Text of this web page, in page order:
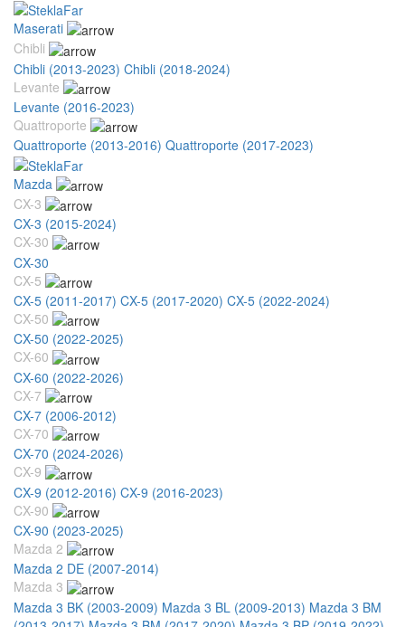
Maserati
Chibli
Chibli (2013-2023) Chibli (2018-2024)
Levante
Levante (2016-2023)
Quattroporte
Quattroporte (2013-2016) Quattroporte (2017-2023)
Mazda
CX-3
CX-3 (2015-2024)
CX-30
CX-30
CX-5
CX-5 (2011-2017) CX-5 (2017-2020) CX-5 (2022-2024)
CX-50
CX-50 (2022-2025)
CX-60
CX-60 (2022-2026)
CX-7
CX-7 (2006-2012)
CX-70
CX-70 (2024-2026)
CX-9
CX-9 (2012-2016) CX-9 (2016-2023)
CX-90
CX-90 (2023-2025)
Mazda 2
Mazda 2 DE (2007-2014)
Mazda 3
Mazda 3 BK (2003-2009) Mazda 3 BL (2009-2013) Mazda 3 BM